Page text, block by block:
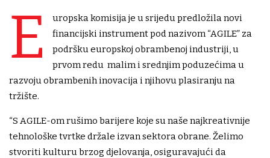
E
uropska komisija je u srijedu predložila novi
financijski instrument pod nazivom “AGILE” za
podršku europskoj obrambenoj industriji, u
prvom redu malim i srednjim poduzećima u
razvoju obrambenih inovacija i njihovu plasiranju na
tržište.
“S AGILE-om rušimo barijere koje su naše najkreativnije
tehnološke tvrtke držale izvan sektora obrane. Želimo
stvoriti kulturu brzog djelovanja, osiguravajući da